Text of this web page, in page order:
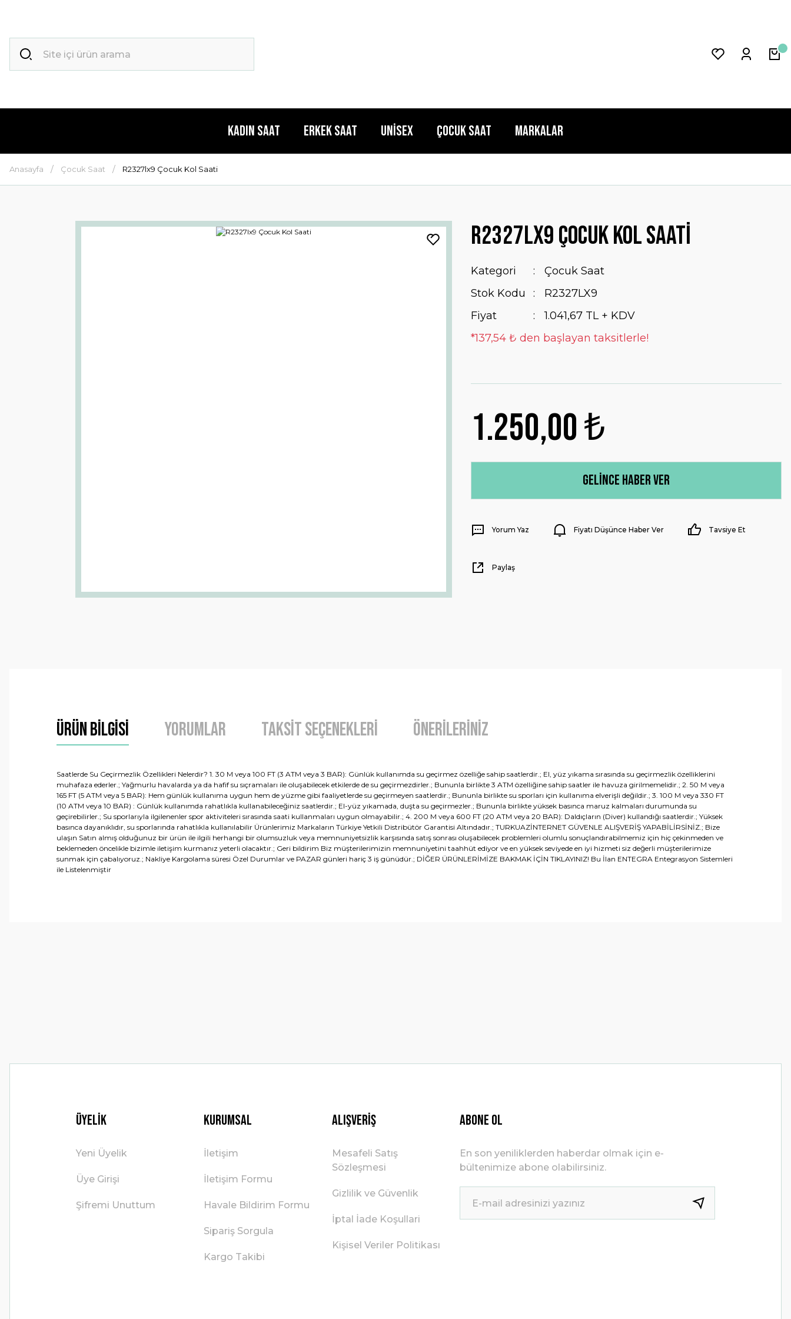
Kadın Saat Erkek Saat Unisex Çocuk Saat Markalar
Anasayfa Çocuk Saat R2327lx9 Çocuk Kol Saati
R2327lx9 Çocuk Kol Saati
Kategori
Çocuk Saat
Stok Kodu
R2327LX9
Fiyat
1.041,67 TL + KDV
*137,54 ₺ den başlayan taksitlerle!
1.250,00 ₺
Gelince Haber Ver
Yorum Yaz Fiyatı Düşünce Haber Ver Tavsiye Et
Paylaş
Ürün Bilgisi Yorumlar Taksit Seçenekleri Önerileriniz
Saatlerde Su Geçirmezlik Özellikleri Nelerdir? 1. 30 M veya 100 FT (3 ATM veya 3 BAR): Günlük kullanımda su geçirmez özelliğe sahip saatlerdir.; El, yüz yıkama sırasında su geçirmezlik özelliklerini
muhafaza ederler.; Yağmurlu havalarda ya da hafif su sıçramaları ile oluşabilecek etkilerde de su geçirmezdirler.; Bununla birlikte 3 ATM özelliğine sahip saatler ile havuza girilmemelidir.; 2. 50 M veya
165 FT (5 ATM veya 5 BAR): Hem günlük kullanıma uygun hem de yüzme gibi faaliyetlerde su geçirmeyen saatlerdir.; Bununla birlikte su sporları için kullanıma elverişli değildir.; 3. 100 M veya 330 FT
(10 ATM veya 10 BAR) : Günlük kullanımda rahatlıkla kullanabileceğiniz saatlerdir.; El-yüz yıkamada, duşta su geçirmezler.; Bununla birlikte yüksek basınca maruz kalmaları durumunda su
geçirebilirler.; Su sporlarıyla ilgilenenler spor aktiviteleri sırasında saati kullanmaları uygun olmayabilir.; 4. 200 M veya 600 FT (20 ATM veya 20 BAR): Daldıçların (Diver) kullandığı saatlerdir.; Yüksek
basınca dayanıklıdır, su sporlarında rahatlıkla kullanılabilir Ürünlerimiz Markaların Türkiye Yetkili Distribütör Garantisi Altındadır.; TURKUAZİNTERNET GÜVENLE ALIŞVERİŞ YAPABİLİRSİNİZ.; Bize
ulaşın Satın almış olduğunuz bir ürün ile ilgili herhangi bir olumsuzluk veya memnuniyetsizlik karşısında satış sonrası oluşabilecek problemleri olumlu sonuçlandırabilmemiz için hiç çekinmeden ve
beklemeden öncelikle bizimle iletişim kurmanız yeterli olacaktır.; Geri bildirim Biz müşterilerimizin memnuniyetini taahhüt ediyor ve en yüksek seviyede en iyi hizmeti siz değerli müşterilerimize
sunmak için çabalıyoruz.; Nakliye Kargolama süresi Özel Durumlar ve PAZAR günleri hariç 3 iş günüdür.; DİĞER ÜRÜNLERİMİZE BAKMAK İÇİN TIKLAYINIZ! Bu İlan ENTEGRA Entegrasyon Sistemleri
ile Listelenmiştir
Üyelik
Yeni Üyelik
Üye Girişi
Şifremi Unuttum
Kurumsal
İletişim
İletişim Formu
Havale Bildirim Formu
Sipariş Sorgula
Kargo Takibi
Alışveriş
Mesafeli Satış
Sözleşmesi
Gizlilik ve Güvenlik
İptal İade Koşullari
Kişisel Veriler Politikası
ABONE OL
En son yeniliklerden haberdar olmak için e-
bültenimize abone olabilirsiniz.